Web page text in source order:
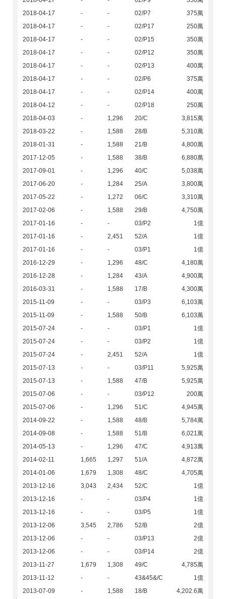
2018-04-17
- - 02/P7
375萬
2018-04-17
- - 02/P17
250萬
2018-04-17
- - 02/P15
350萬
2018-04-17
- - 02/P12
350萬
2018-04-17
- - 02/P13
400萬
2018-04-17
- - 02/P6
375萬
2018-04-17
- - 02/P14
400萬
2018-04-12
- - 02/P18
250萬
2018-04-03
- 1,296 20/C
3,815萬
2018-03-22
- 1,588 28/B
5,310萬
2018-01-31
- 1,588 21/B
4,800萬
2017-12-05
- 1,588 38/B
6,880萬
2017-09-01
- 1,296 40/C
5,038萬
2017-06-20
- 1,284 25/A
3,800萬
2017-05-22
- 1,272 06/C
3,310萬
2017-02-06
- 1,588 29/B
4,750萬
2017-01-16
- - 03/P2
1億
2017-01-16
- 2,451 52/A
1億
2017-01-16
- - 03/P1
1億
2016-12-29
- 1,296 48/C
4,180萬
2016-12-28
- 1,284 43/A
4,900萬
2016-03-31
- 1,588 17/B
4,300萬
2015-11-09
- - 03/P3
6,103萬
2015-11-09
- 1,588 50/B
6,103萬
2015-07-24
- - 03/P1
1億
2015-07-24
- - 03/P2
1億
2015-07-24
- 2,451 52/A
1億
2015-07-13
- - 03/P11
5,925萬
2015-07-13
- 1,588 47/B
5,925萬
2015-07-06
- - 03/P12
200萬
2015-07-06
- 1,296 51/C
4,945萬
2014-09-22
- 1,588 48/B
5,784萬
2014-09-08
- 1,588 51/B
6,021萬
2014-05-13
- 1,296 47/C
4,913萬
2014-02-11
1,665 1,297 51/A
4,872萬
2014-01-06
1,679 1,308 48/C
4,705萬
2013-12-16
3,043 2,434 52/C
1億
2013-12-16
- - 03/P4
1億
2013-12-16
- - 03/P5
1億
2013-12-06
3,545 2,786 52/B
2億
2013-12-06
- - 03/P13
2億
2013-12-06
- - 03/P14
2億
2013-11-27
1,679 1,308 49/C
4,785萬
2013-11-12
- - 43&45&/C
1億
2013-07-09
- 1,588 18/B
4,202.6萬